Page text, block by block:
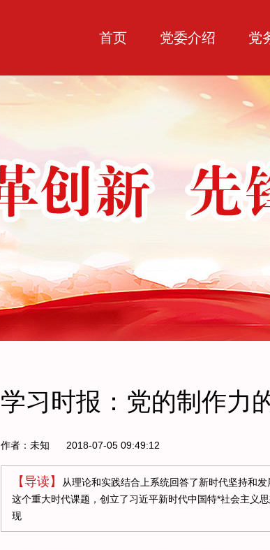
首页 党委介绍 党
学习时报：党的制作力
作者：未知 2018-07-05 09:49:12
【导读】
从理论和实践结合上系统回答了新时代坚持和
这个重大时代课题，创立了习近平新时代中国特*社会主义
现